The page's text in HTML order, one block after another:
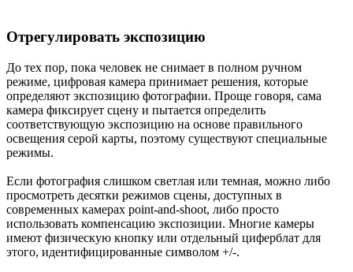
Отрегулировать экспозицию
До тех пор, пока человек не снимает в полном ручном
режиме, цифровая камера принимает решения, которые
определяют экспозицию фотографии. Проще говоря, сама
камера фиксирует сцену и пытается определить
соответствующую экспозицию на основе правильного
освещения серой карты, поэтому существуют специальные
режимы.
Если фотография слишком светлая или темная, можно либо
просмотреть десятки режимов сцены, доступных в
современных камерах point-and-shoot, либо просто
использовать компенсацию экспозиции. Многие камеры
имеют физическую кнопку или отдельный циферблат для
этого, идентифицированные символом +/-.